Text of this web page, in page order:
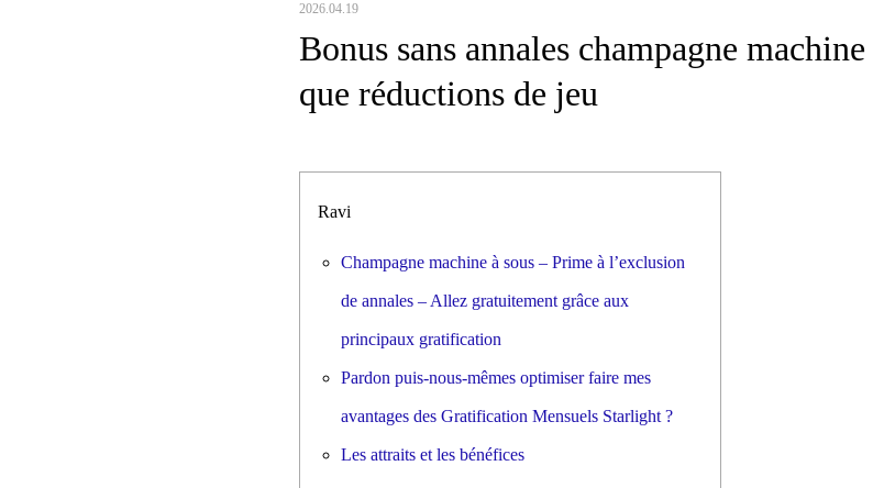
2026.04.19
Bonus sans annales champagne
que réductions de jeu
Ravi
Champagne machine à sous – Prime à l’exclusion
de annales – Allez gratuitement grâce aux
principaux gratification
Pardon puis-nous-mêmes optimiser faire mes
avantages des Gratification Mensuels Starlight ?
Les attraits et les bénéfices